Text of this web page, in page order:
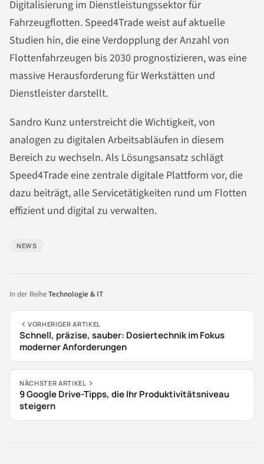
Digitalisierung im Dienstleistungssektor für
Fahrzeugflotten. Speed4Trade weist auf aktuelle
Studien hin, die eine Verdopplung der Anzahl von
Flottenfahrzeugen bis 2030 prognostizieren, was eine
massive Herausforderung für Werkstätten und
Dienstleister darstellt.
Sandro Kunz unterstreicht die Wichtigkeit, von
analogen zu digitalen Arbeitsabläufen in diesem
Bereich zu wechseln. Als Lösungsansatz schlägt
Speed4Trade eine zentrale digitale Plattform vor, die
dazu beiträgt, alle Servicetätigkeiten rund um Flotten
effizient und digital zu verwalten.
NEWS
In der ReiheTechnologie & IT
VORHERIGER ARTIKEL
Schnell, präzise, sauber: Dosiertechnik im Fokus
moderner Anforderungen
NÄCHSTER ARTIKEL
9 Google Drive-Tipps, die Ihr Produktivitätsniveau
steigern